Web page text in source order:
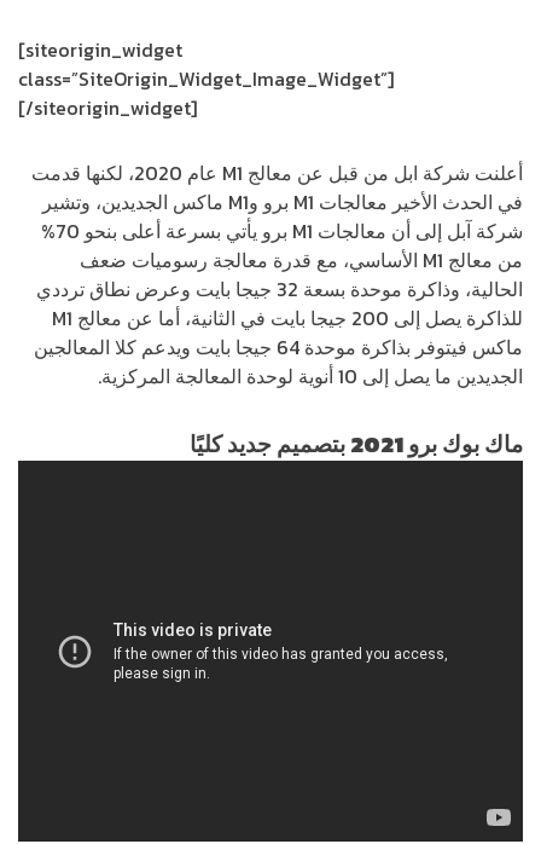
[siteorigin_widget
class=”SiteOrigin_Widget_Image_Widget”]
[/siteorigin_widget]
أعلنت شركة ابل من قبل عن معالج M1 عام 2020، لكنها قدمت
في الحدث الأخير معالجات M1 برو وM1 ماكس الجديدين، وتشير
شركة آبل إلى أن معالجات M1 برو يأتي بسرعة أعلى بنحو 70%
من معالج M1 الأساسي، مع قدرة معالجة رسوميات ضعف
الحالية، وذاكرة موحدة بسعة 32 جيجا بايت وعرض نطاق ترددي
للذاكرة يصل إلى 200 جيجا بايت في الثانية، أما عن معالج M1
ماكس فيتوفر بذاكرة موحدة 64 جيجا بايت ويدعم كلا المعالجين
الجديدين ما يصل إلى 10 أنوية لوحدة المعالجة المركزية.
ماك بوك برو 2021 بتصميم جديد كليًا